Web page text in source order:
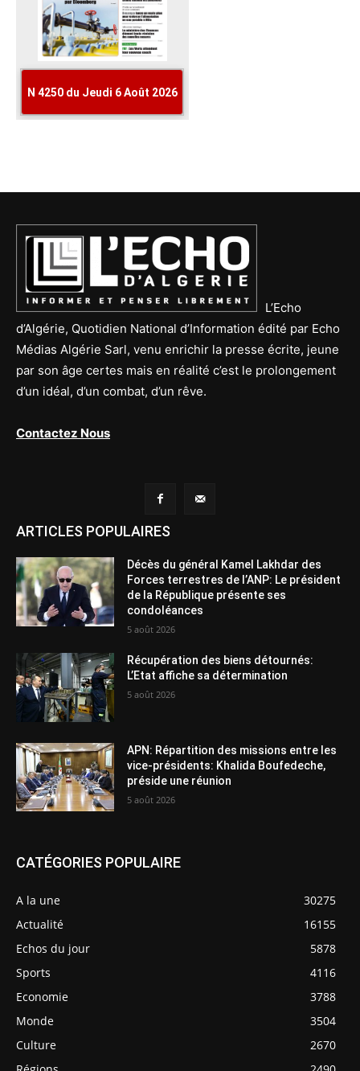
L’Echo
d’Algérie, Quotidien National d’Information édité par Echo
Médias Algérie Sarl, venu enrichir la presse écrite, jeune
par son âge certes mais en réalité c’est le prolongement
d’un idéal, d’un combat, d’un rêve.
Contactez Nous
ARTICLES POPULAIRES
Décès du général Kamel Lakhdar des
Forces terrestres de l’ANP: Le président
de la République présente ses
condoléances
5 août 2026
Récupération des biens détournés:
L’Etat affiche sa détermination
5 août 2026
APN: Répartition des missions entre les
vice-présidents: Khalida Boufedeche,
préside une réunion
5 août 2026
CATÉGORIES POPULAIRE
A la une
30275
Actualité
16155
Echos du jour
5878
Sports
4116
Economie
3788
Monde
3504
Culture
2670